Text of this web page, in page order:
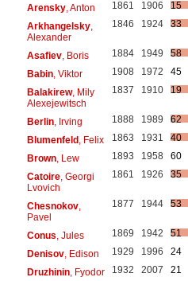
Arensky, Anton 1861 1906
15
Arkhangelsky,
Alexander
1846 1924 33
Asafiev, Boris 1884 1949
58
Babin, Viktor 1908 1972
45
Balakirew, Mily
Alexejewitsch
1837 1910 19
Berlin, Irving 1888 1989
62
Blumenfeld, Felix 1863 1931
40
Brown, Lew 1893 1958
60
Catoire, Georgi
Lvovich
1861 1926 35
Chesnokov,
Pavel
1877 1944 53
Conus , Jules 1869 1942
51
Denisov, Edison 1929 1996
24
Druzhinin, Fyodor 1932 2007
21